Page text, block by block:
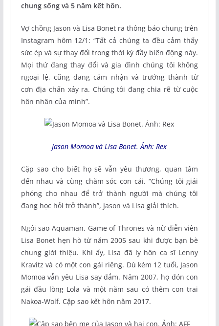
chung sống và 5 năm kết hôn.
Vợ chồng Jason và Lisa Bonet ra thông báo chung trên
Instagram hôm 12/1: “Tất cả chúng ta đều cảm thấy
sức ép và sự thay đổi trong thời kỳ đầy biến động này.
Mọi thứ đang thay đổi và gia đình chúng tôi không
ngoại lệ, cũng đang cảm nhận và trưởng thành từ
cơn địa chấn xảy ra. Chúng tôi đang chia rẽ từ cuộc
hôn nhân của mình”.
Jason Momoa và Lisa Bonet. Ảnh: Rex
Cặp sao cho biết họ sẽ vẫn yêu thương, quan tâm
đến nhau và cùng chăm sóc con cái. “Chúng tôi giải
phóng cho nhau để trở thành người mà chúng tôi
đang học hỏi trở thành”, Jason và Lisa giải thích.
Ngôi sao Aquaman, Game of Thrones và nữ diễn viên
Lisa Bonet hẹn hò từ năm 2005 sau khi được bạn bè
chung giới thiệu. Khi ấy, Lisa đã ly hôn ca sĩ Lenny
Kravitz và có một con gái riêng. Dù kém 12 tuổi, Jason
Momoa vẫn yêu Lisa say đắm. Năm 2007, họ đón con
gái đầu lòng Lola và một năm sau có thêm con trai
Nakoa-Wolf. Cặp sao kết hôn năm 2017.